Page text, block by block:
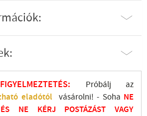
Próbálj az
eladótól vásárolni! - Soha NE
NE KÉRJ POSTÁZÁST VAGY